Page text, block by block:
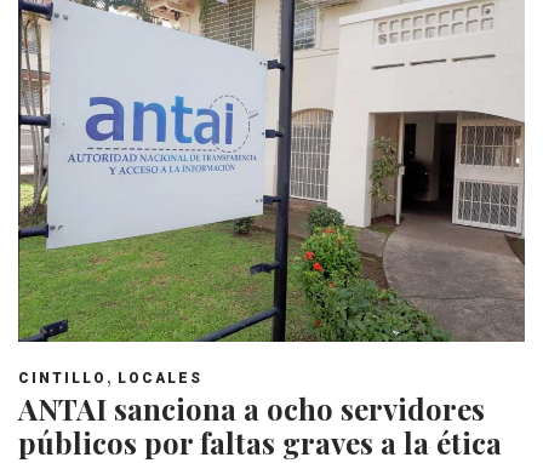
CINTILLO , LOCALES
ANTAI sanciona a ocho servidores
públicos por faltas graves a la ética